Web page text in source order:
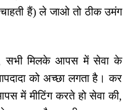
हैं) ले जाओ तो ठीक उमंग
सभी मिलके आपस में सेवा के
को अच्छा लगता है। कर
में मीटिंग करते हो सेवा की,